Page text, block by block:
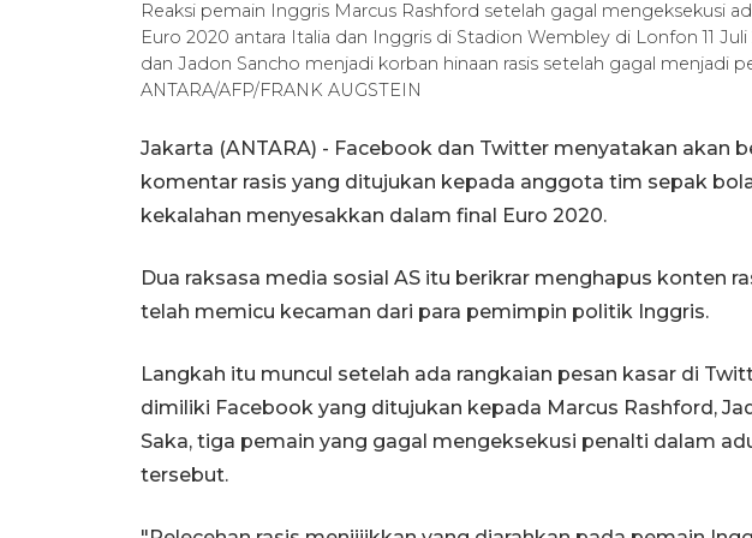
Reaksi pemain Inggris Marcus Rashford setelah gagal mengeksekusi
Euro 2020 antara Italia dan Inggris di Stadion Wembley di Lonfon 11 Juli
dan Jadon Sancho menjadi korban hinaan rasis setelah gagal menjadi
ANTARA/AFP/FRANK AUGSTEIN
Jakarta (ANTARA) - Facebook dan Twitter menyatakan akan
komentar rasis yang ditujukan kepada anggota tim sepak
kekalahan menyesakkan dalam final Euro 2020.
Dua raksasa media sosial AS itu berikrar menghapus konten
telah memicu kecaman dari para pemimpin politik Inggris.
Langkah itu muncul setelah ada rangkaian pesan kasar di
dimiliki Facebook yang ditujukan kepada Marcus Rashford,
Saka, tiga pemain yang gagal mengeksekusi penalti dalam
tersebut.